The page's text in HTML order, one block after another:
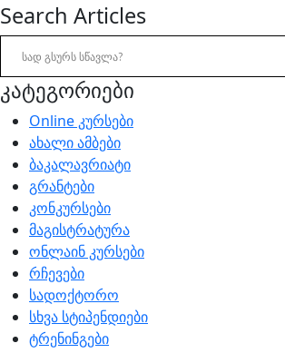
Search Articles
კატეგორიები
Online კურსები
ახალი ამბები
ბაკალავრიატი
გრანტები
კონკურსები
მაგისტრატურა
ონლაინ კურსები
რჩევები
სადოქტორო
სხვა სტიპენდიები
ტრენინგები